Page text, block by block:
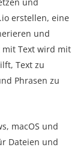
erstellen, eine
und
mit Text wird mit
Text zu
Phrasen zu
macOS und
Dateien und